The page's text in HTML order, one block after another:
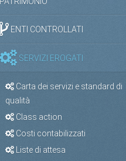
ENTI CONTROLLATI
SERVIZI EROGATI
Carta dei servizi e standard di
qualità
Class action
Costi contabilizzati
Liste di attesa